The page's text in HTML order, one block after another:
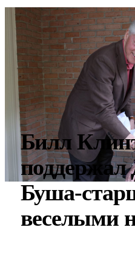
Билл
Буша-
веселыми